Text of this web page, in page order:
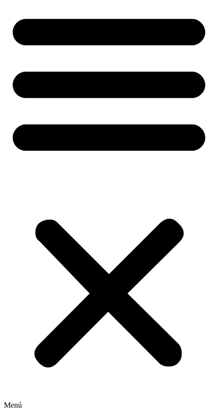
Menú